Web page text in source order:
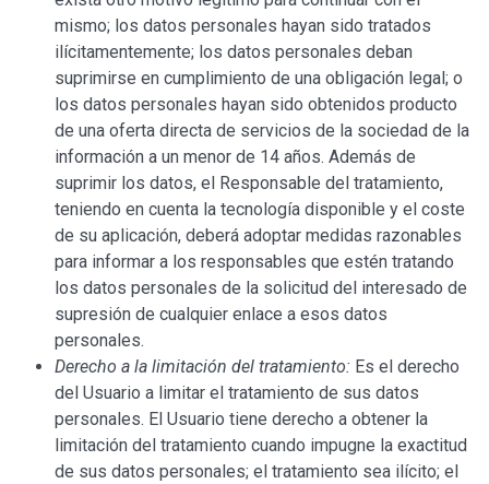
mismo; los datos personales hayan sido tratados
ilícitamentemente; los datos personales deban
suprimirse en cumplimiento de una obligación legal; o
los datos personales hayan sido obtenidos producto
de una oferta directa de servicios de la sociedad de la
información a un menor de 14 años. Además de
suprimir los datos, el Responsable del tratamiento,
teniendo en cuenta la tecnología disponible y el coste
de su aplicación, deberá adoptar medidas razonables
para informar a los responsables que estén tratando
los datos personales de la solicitud del interesado de
supresión de cualquier enlace a esos datos
personales.
Derecho a la limitación del tratamiento: Es el derecho
del Usuario a limitar el tratamiento de sus datos
personales. El Usuario tiene derecho a obtener la
limitación del tratamiento cuando impugne la exactitud
de sus datos personales; el tratamiento sea ilícito; el